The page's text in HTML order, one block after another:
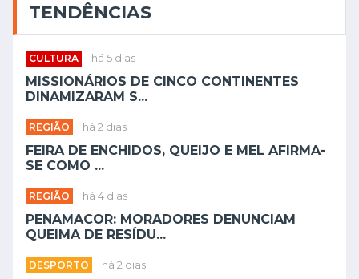
TENDÊNCIAS
CULTURA há 5 dias
MISSIONÁRIOS DE CINCO CONTINENTES
DINAMIZARAM S...
REGIÃO há 2 dias
FEIRA DE ENCHIDOS, QUEIJO E MEL AFIRMA-
SE COMO ...
REGIÃO há 4 dias
PENAMACOR: MORADORES DENUNCIAM
QUEIMA DE RESÍDU...
DESPORTO há 2 dias